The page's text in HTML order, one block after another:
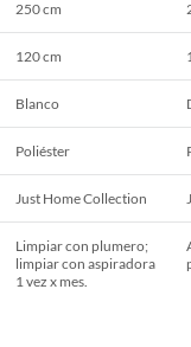
te
segura y elegante.
de manera
decoración de tu
para diferentes
250 cm
120 cm
Blanco
Poliéster
Just Home Collection
Limpiar con plumero;
limpiar con aspiradora
1 vez x mes.